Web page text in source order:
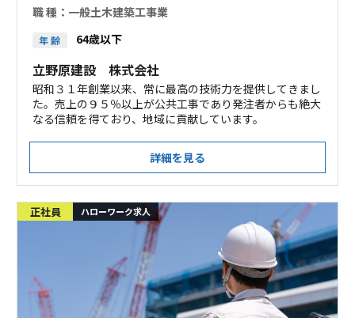
職 種： 一般土木建築工事業
年 齢 64歳以下
立野原建設 株式会社
昭和３１年創業以来、常に最高の技術力を提供してきまし
た。売上の９５％以上が公共工事であり発注者からも絶大
なる信頼を得ており、地域に貢献しています。
詳細を見る
正社員 ハローワーク求人